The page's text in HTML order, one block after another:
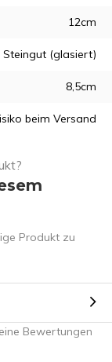
12cm
Steingut (glasiert)
8,5cm
beim Versand
Produkt zu
Bewertungen